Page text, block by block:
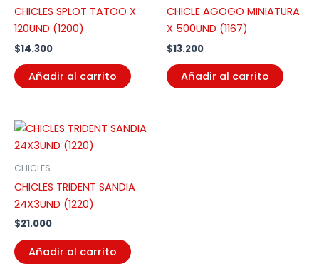
CHICLES SPLOT TATOO X
120UND (1200)
$14.300
Añadir al carrito
CHICLE AGOGO MINIATURA
X 500UND (1167)
$13.200
Añadir al carrito
CHICLES
CHICLES TRIDENT SANDIA
24X3UND (1220)
$21.000
Añadir al carrito